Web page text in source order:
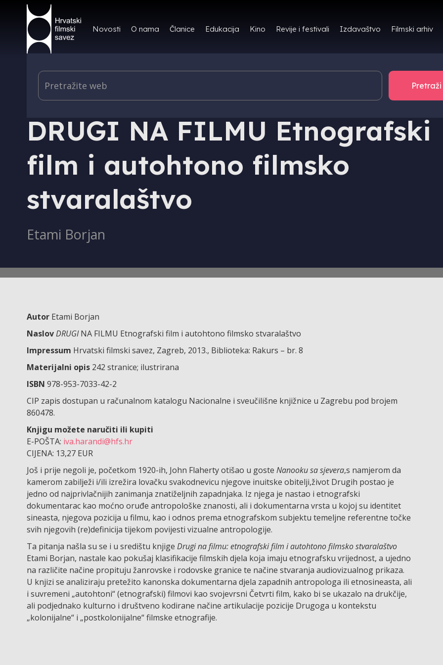
Novosti O nama Članice Edukacija Kino Revije i festivali Izdavaštvo Filmski arhiv
IZDAVAŠTVO - KNJIGE
DRUGI NA FILMU Etnografski
film i autohtono filmsko
stvaralaštvo
Etami Borjan
Autor Etami Borjan
NaslovDRUGINA FILMU Etnografski film i autohtono filmsko stvaralaštvo
Impressum Hrvatski filmski savez, Zagreb, 2013., Biblioteka: Rakurs – br. 8
Materijalni opis 242 stranice; ilustrirana
ISBN 978-953-7033-42-2
CIP zapis dostupan u računalnom katalogu Nacionalne i sveučilišne knjižnice u Zagrebu pod brojem
860478.
Knjigu možete naručiti ili kupiti
E-POŠTA: iva.harandi@hfs.hr
CIJENA: 13,27 EUR
Još i prije negoli je, početkom 1920-ih, John Flaherty otišao u goste Nanooku sa sjevera,s namjerom da
kamerom zabilježi i/ili izrežira lovačku svakodnevicu njegove inuitske obitelji,život Drugih postao je
jedno od najprivlačnijih zanimanja znatiželjnih zapadnjaka. Iz njega je nastao i etnografski
dokumentarac kao moćno oruđe antropološke znanosti, ali i dokumentarna vrsta u kojoj su identitet
sineasta, njegova pozicija u filmu, kao i odnos prema etnografskom subjektu temeljne referentne točke
svih njegovih (re)definicija tijekom povijesti vizualne antropologije.
Ta pitanja našla su se i u središtu knjige Drugi na filmu: etnografski film i autohtono filmsko stvaralaštvo
Etami Borjan, nastale kao pokušaj klasifikacije filmskih djela koja imaju etnografsku vrijednost, a ujedno
na različite načine propituju žanrovske i rodovske granice te načine stvaranja audiovizualnog prikaza.
U knjizi se analiziraju pretežito kanonska dokumentarna djela zapadnih antropologa ili etnosineasta, ali
i suvremeni „autohtoni“ (etnografski) filmovi kao svojevrsni Četvrti film, kako bi se ukazalo na drukčije,
ali podjednako kulturno i društveno kodirane načine artikulacije pozicije Drugoga u kontekstu
„kolonijalne“ i „postkolonijalne“ filmske etnografije.